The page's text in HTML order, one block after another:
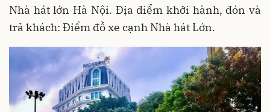
Nhà hát lớn Hà Nội. Địa điểm khởi hành, đón và
trả khách: Điểm đỗ xe cạnh Nhà hát Lớn.